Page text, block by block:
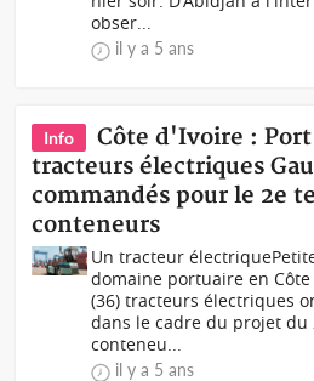
obser...
il y a 5 ans
Info
Côte d'Ivoire :
tracteurs électriques
commandés pour le 2e
conteneurs
Un tracteur électrique
domaine portuaire en
(36) tracteurs électriques
dans le cadre du projet du
conteneu...
il y a 5 ans